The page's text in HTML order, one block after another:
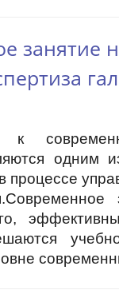
занятие
к
одним
процессе